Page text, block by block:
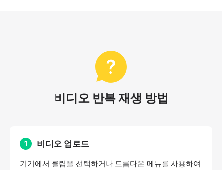
비디오 반복 재생 방법
1 비디오 업로드
기기에서 클립을 선택하거나 드롭다운 메뉴를 사용하여